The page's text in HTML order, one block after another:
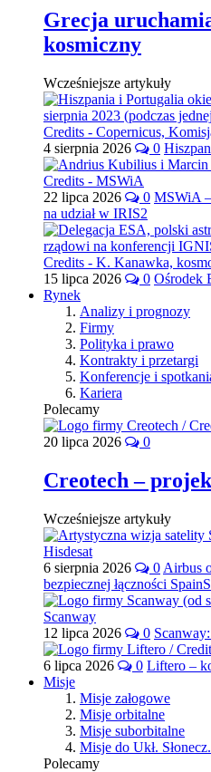
Grecja
kosmiczny
Wcześniejsze artykuły
4 sierpnia 2026 0
22 lipca 2026 0 MSWiA
na udział w IRIS2
15 lipca 2026 0 Ośrodek
Rynek
Analizy i prognozy
Firmy
Polityka i prawo
Kontrakty i przetargi
Konferencje i
Kariera
Polecamy
20 lipca 2026 0
Creotech –
Wcześniejsze artykuły
6 sierpnia 2026 0 Airbus
bezpiecznej łączności
12 lipca 2026 0
6 lipca 2026 0 Liftero –
Misje
Misje załogowe
Misje orbitalne
Misje suborbitalne
Misje do Ukł. Słonecz.
Polecamy